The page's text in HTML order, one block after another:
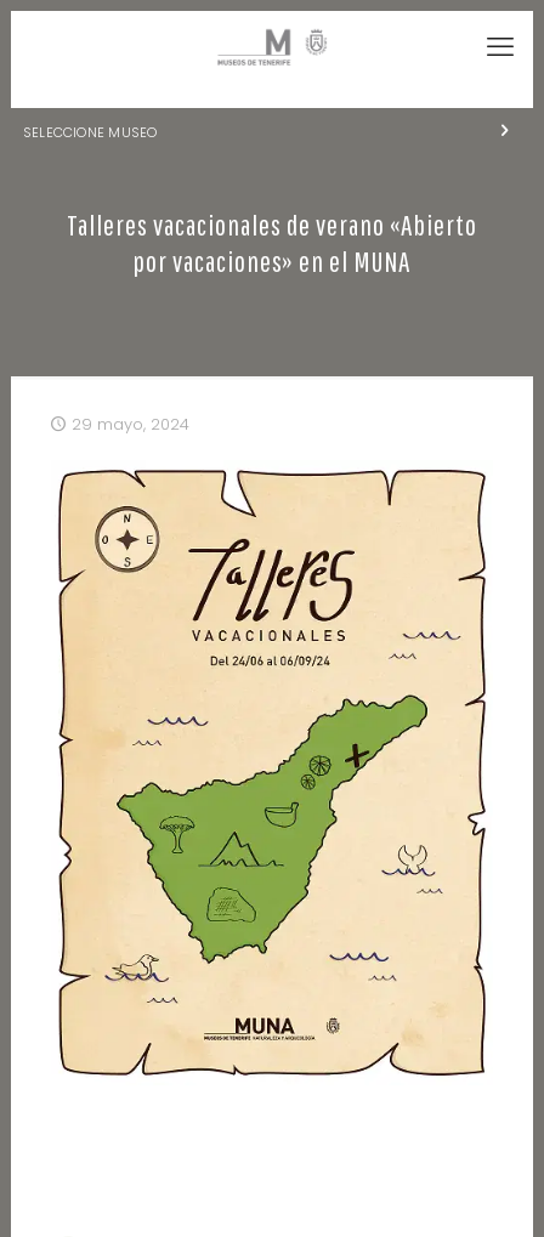
SELECCIONE MUSEO
NATURALEZA Y ARQUEOLOGÍA
LA CIENCIA Y EL COSMOS
CENTRO DE DOCUMENTACIÓN DE CANARIAS Y AMÉRICA
CUEVA DEL VIENTO
Talleres vacacionales de verano «Abierto
por vacaciones» en el MUNA
29 mayo, 2024